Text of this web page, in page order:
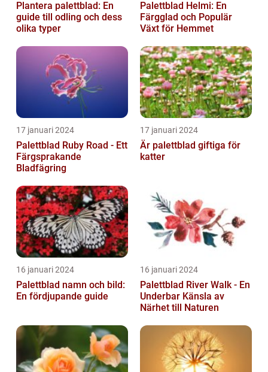
Plantera palettblad: En
guide till odling och dess
olika typer
Palettblad Helmi: En
Färgglad och Populär
Växt för Hemmet
17 januari 2024
Palettblad Ruby Road - Ett
Färgsprakande
Bladfägring
17 januari 2024
Är palettblad giftiga för
katter
16 januari 2024
Palettblad namn och bild:
En fördjupande guide
16 januari 2024
Palettblad River Walk - En
Underbar Känsla av
Närhet till Naturen